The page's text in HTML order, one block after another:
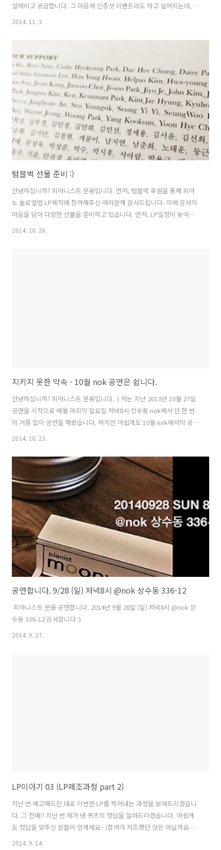
설레이고 궁금합니다. 그 마음에 인증샷 이벤트라도 하고 싶어지는데, 참
여가 있을 지 모르겠네요^^ 1. 스페셜 CD ​ UND MOONYONG의 스페셜
(http://tumblbug.com/pianist)를 통해 후원해주신 분들에게만 제공
하는 특별한 CD입니다. 원래 CD생산 계획은 없었고 2014년 10월 LP와
온라인 음원으로만 앨범을 발매할 예정이었습니다. 하지만 세계적인 LP
생산량의 급증으로 일정이 늦어져 후원해주신 분들과의 약속을 지키기
위해 CD생산을 결정하였습니다. 신청하신 다른 선물과 함께 드..
2014. 11. 3.
텀블벅 선물 준비 :)
안녕하십니까? 피아니스트 문용입니다. 먼저, 텀블벅 후원을 통해 피아
노 솔로앨범 LP제작에 참여해주신 여러분께 감사드립니다. 이에 감사의
마음을 담아 다양한 선물을 준비하고 있습니다. 먼저, LP일정이 늦어짐
에 따라 CD를 특별제작하여 드리기로 했습니다. 그 CD 디자인이 완료되
2014. 10. 26.
지키지 못한 약속 - 10월 nok 공연은 쉽니다.
안녕하십니까? 피아니스트 문용입니다. :) 저는 지난 2013년 10월 27일
공연을 시작으로 매월 마지막 일요일 저녁8시 상수동 nok에서 단 한 번
의 거름 없이 공연을 해왔습니다. 하지만 아쉽게도 10월 nok에서의 공연
은 개인사정으로 쉼을 알려드립니다. 현재 근무하고 있는 회사에서 출장
이 출장 일정에 포함되어 이번 달에는 진행할 수 없게 되었습니다. 어떤
상황에서든 반드시 지키는 약속입니다만, 이번 만큼은 피해갈 수 없게 되
었습니다.피아노 듣기에 가장 좋은 계절인 10월에 연주를 할 수 없어 매
우 아쉽습니다. 개인적인 바램이라면,10년 뒤에도, 20년 뒤에도, 삶이 다
할 때 까지매월 마지막 일요일 8시 그 자리 만큼은 지켰으면 합..
2014. 10. 23.
공연합니다. 9/28 (일) 저녁8시 @nok 상수동 336-12
​ 피아니스트 문용 공연합니다. 2014년 9월 28일 (일) 저녁8시 @nok 상
수동 336-12 감사합니다 :)
2014. 9. 27.
LP이야기 03 (LP제조과정 part 2)
지난 번 예고해드린 대로 이번엔 LP를 찍어내는 과정을 보여드리겠습니
다. 그 전에!! 지난 번 제가 낸 퀴즈의 정답을 알려드리겠습니다. 아쉽게
도 정답을 맞추신 분들이 안계세요~ (참여가 저조했던 것은 아닐까요 ㅋ)
"LP표면에 있는 주름은 몇 개 일까요?"의 정답은 한 면에 한 개씩! 양면
2014. 9. 14.